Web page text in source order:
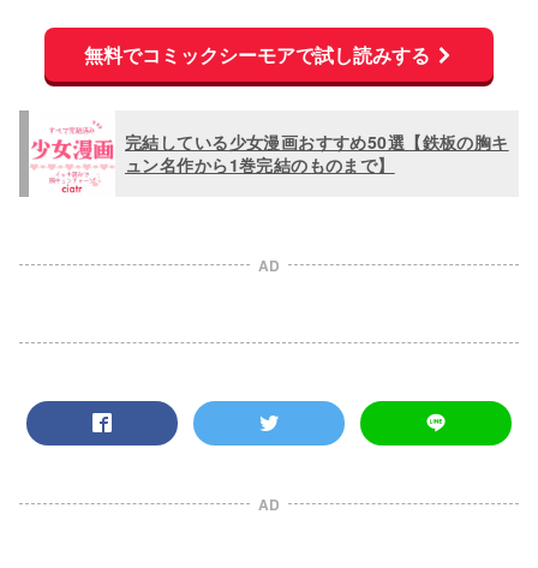
無料でコミックシーモアで試し読みする
完結している少女漫画おすすめ50選【鉄板の胸キ
ュン名作から1巻完結のものまで】
AD
AD